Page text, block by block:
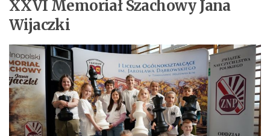
XXVI Memoriał Szachowy Jana
Wijaczki